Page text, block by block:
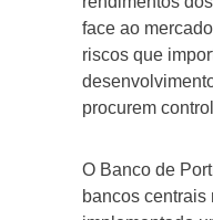
face ao
riscos que
procurem
O Banco de
bancos centrais